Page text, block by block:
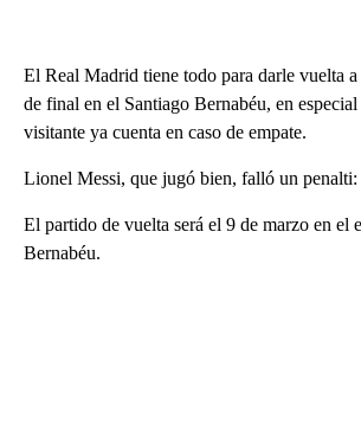
El Real Madrid tiene todo para darle vuelta a
de final en el Santiago Bernabéu, en
visitante ya cuenta en caso de empate.
Lionel Messi, que jugó bien, falló un
El partido de vuelta será el 9 de marzo en el
Bernabéu.